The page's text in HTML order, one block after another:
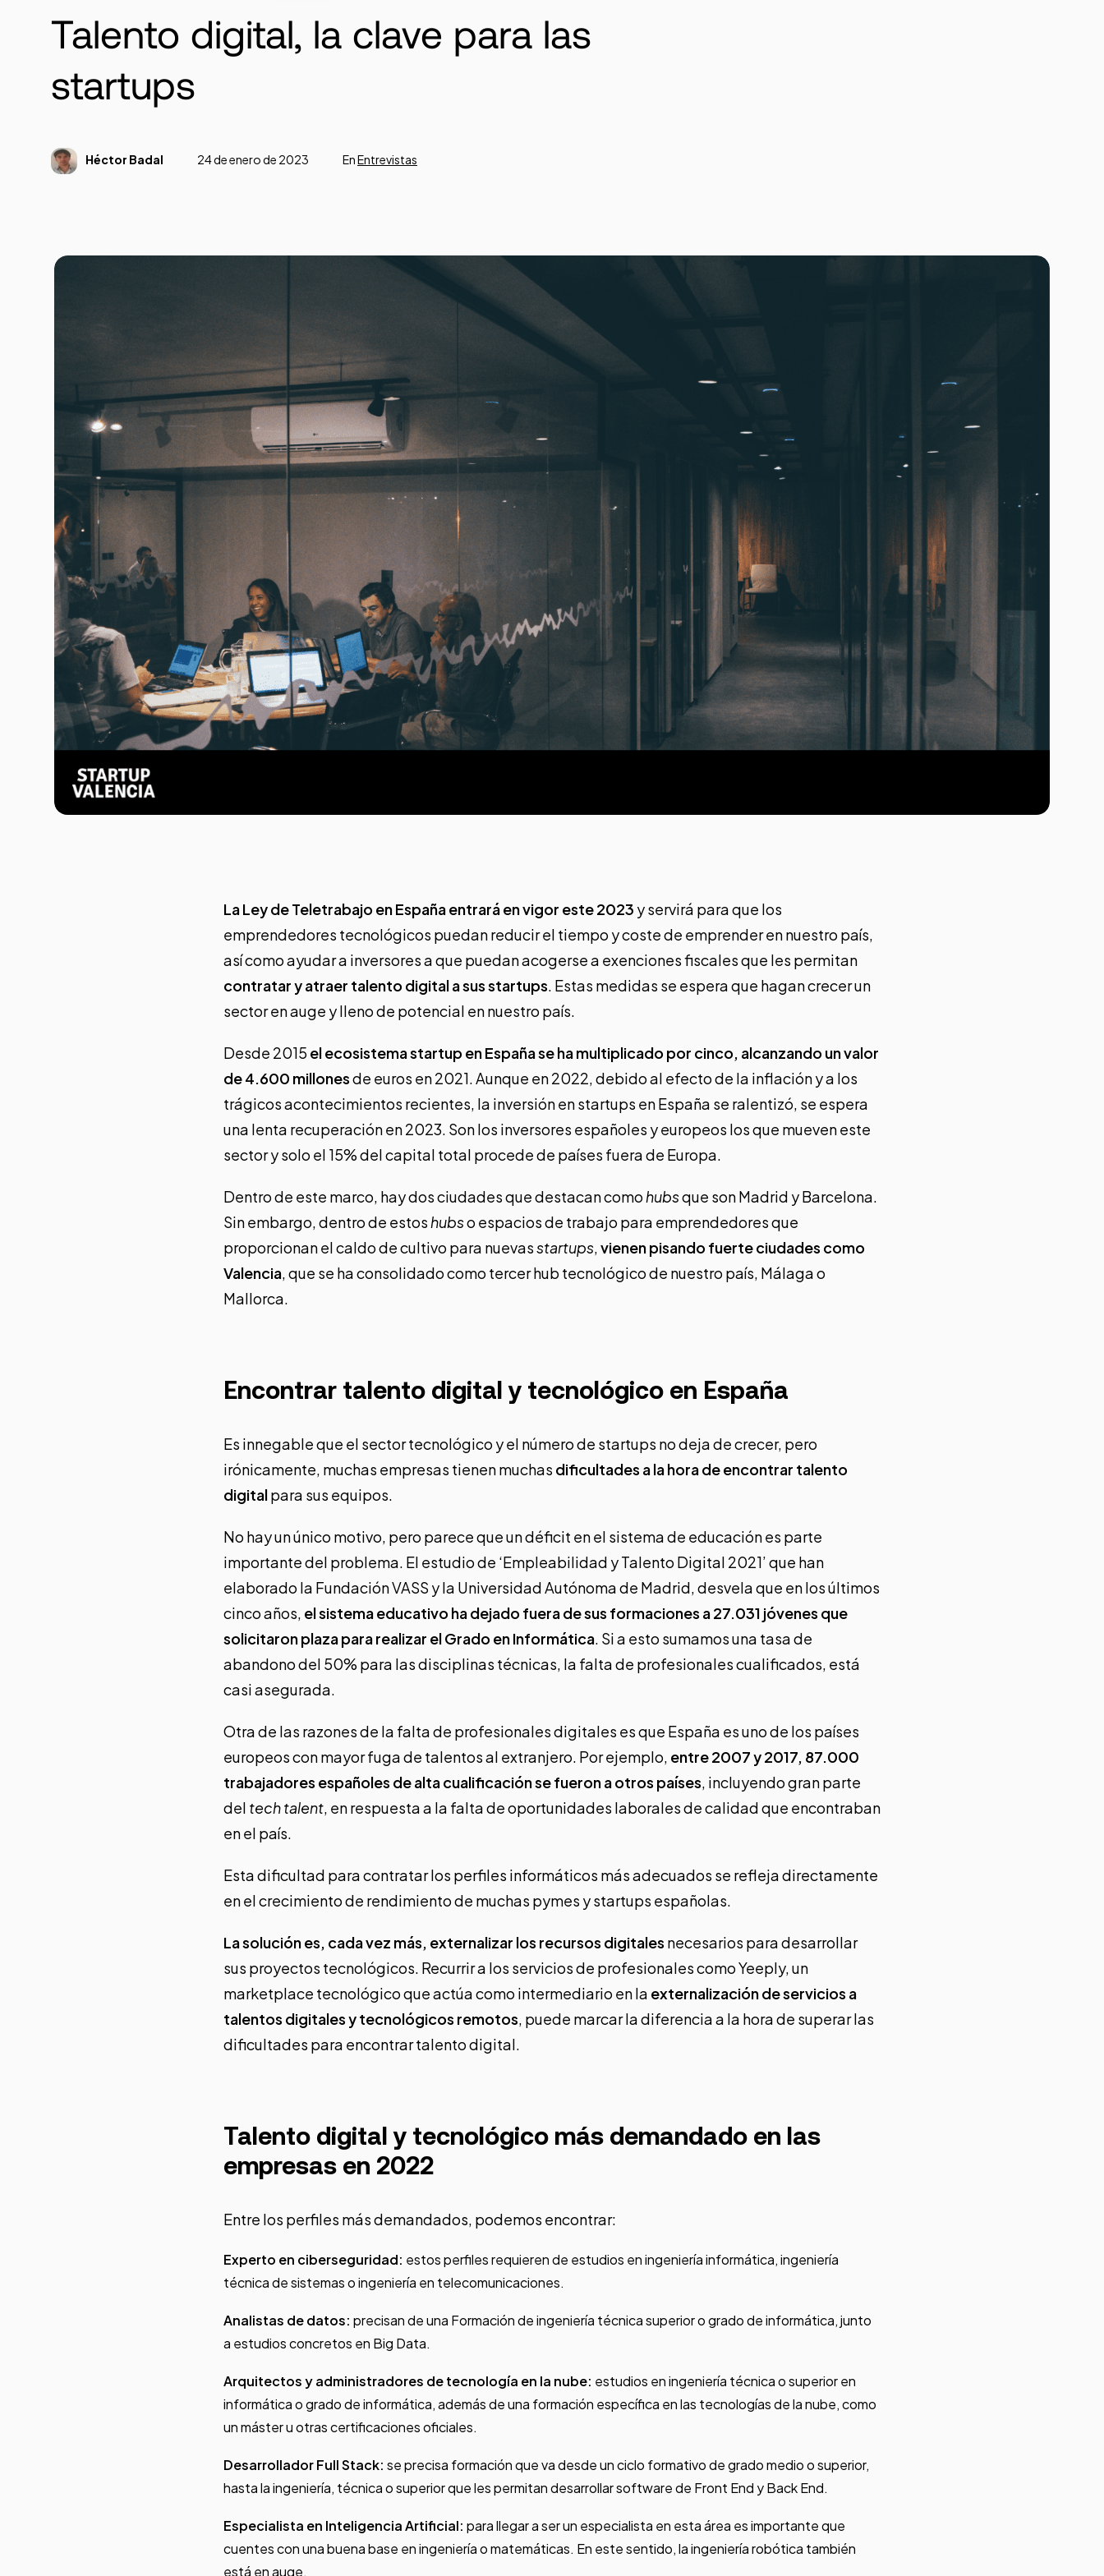
Talento digital, la clave para las
startups
Héctor Badal 24 de enero de 2023 EnEntrevistas
La Ley de Teletrabajo en España entrará en vigor este 2023 y servirá para que los
emprendedores tecnológicos puedan reducir el tiempo y coste de emprender en nuestro país,
así como ayudar a inversores a que puedan acogerse a exenciones fiscales que les permitan
contratar y atraer talento digital a sus startups. Estas medidas se espera que hagan crecer un
sector en auge y lleno de potencial en nuestro país.
Desde 2015 el ecosistema startup en España se ha multiplicado por cinco, alcanzando unvalor
de 4.600 millonesde euros en 2021. Aunque en 2022, debido al efecto de la inflación y a los
trágicos acontecimientos recientes, la inversión en startups en España se ralentizó, se espera
una lenta recuperación en 2023. Son los inversores españoles y europeos los que mueven este
sector ysolo el 15% del capital total procede de países fuera de Europa.
Dentro de este marco, hay dos ciudades que destacan como hubsque son Madrid y Barcelona.
Sin embargo, dentro de estos hubso espacios de trabajo para emprendedores que
proporcionan el caldo de cultivo para nuevasstartups,vienen pisando fuerte ciudades como
Valencia, que se ha consolidado como tercer hub tecnológico de nuestro país, Málaga o
Mallorca.
Encontrar talento digital y tecnológico en España
Es innegable que el sector tecnológico y el número de startups no deja de crecer, pero
irónicamente, muchas empresas tienen muchas dificultades a la hora de encontrar talento
digitalpara sus equipos.
No hay un único motivo, pero parece que un déficit en el sistema de educación es parte
importante del problema. El estudiode ‘Empleabilidad y Talento Digital 2021’ que han
elaborado la Fundación VASS y la Universidad Autónoma de Madrid, desvela que en los últimos
cinco años, el sistema educativo ha dejado fuera de sus formaciones a 27.031 jóvenes que
solicitaron plaza para realizar el Grado en Informática. Si a esto sumamos una tasa de
abandono del 50% para las disciplinas técnicas, la falta de profesionales cualificados, está
casi asegurada.
Otra de las razones de la falta de profesionales digitales es que España es uno de los países
europeos con mayor fuga de talentos al extranjero. Por ejemplo, entre 2007 y 2017, 87.000
trabajadores españoles de alta cualificación se fueron a otros países, incluyendo gran parte
del tech talent, en respuesta a la falta de oportunidades laborales de calidad que encontraban
en el país.
Esta dificultad para contratar los perfiles informáticos más adecuados se refleja directamente
en el crecimiento de rendimiento de muchas pymes y startups españolas.
La solución es, cada vez más, externalizar los recursos digitales necesarios para desarrollar
sus proyectos tecnológicos. Recurrir a los servicios de profesionales comoYeeply, un
marketplace tecnológico que actúa como intermediario en la externalización de servicios a
talentos digitales y tecnológicos remotos, puede marcar la diferencia a la hora de superar las
dificultades para encontrar talento digital.
Talento digital y tecnológico más demandado en las
empresas en 2022
Entre los perfiles más demandados, podemos encontrar:
Experto en ciberseguridad: estos perfiles requieren de estudios en ingeniería informática, ingeniería
técnica de sistemas o ingeniería en telecomunicaciones.
Analistas de datos: precisan de una Formación de ingeniería técnica superior o grado de informática, junto
a estudios concretos en Big Data.
Arquitectos y administradores de tecnología en la nube: estudios en ingeniería técnica o superior en
informática o grado de informática, además de una formación específica en las tecnologías de la nube, como
un máster u otras certificaciones oficiales.
Desarrollador Full Stack: se precisa formación que va desde un ciclo formativo de grado medio o superior,
hasta la ingeniería, técnica o superior que les permitan desarrollar software de Front End y Back End.
Especialista en Inteligencia Artificial: para llegar a ser un especialista en esta área es importante que
cuentes con una buena base en ingeniería o matemáticas. En este sentido, la ingeniería robótica también
está en auge.